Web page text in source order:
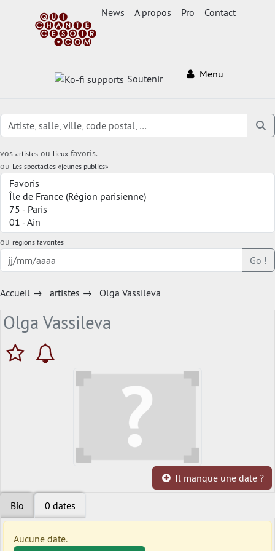
News A propos Pro Contact
Soutenir Menu
vos artistes ou lieux favoris.
ou Les spectacles «jeunes publics»
ou régions favorites
Go !
Accueil → artistes → Olga Vassileva
Olga Vassileva
Il manque une date ?
Bio 0 dates
Aucune date.